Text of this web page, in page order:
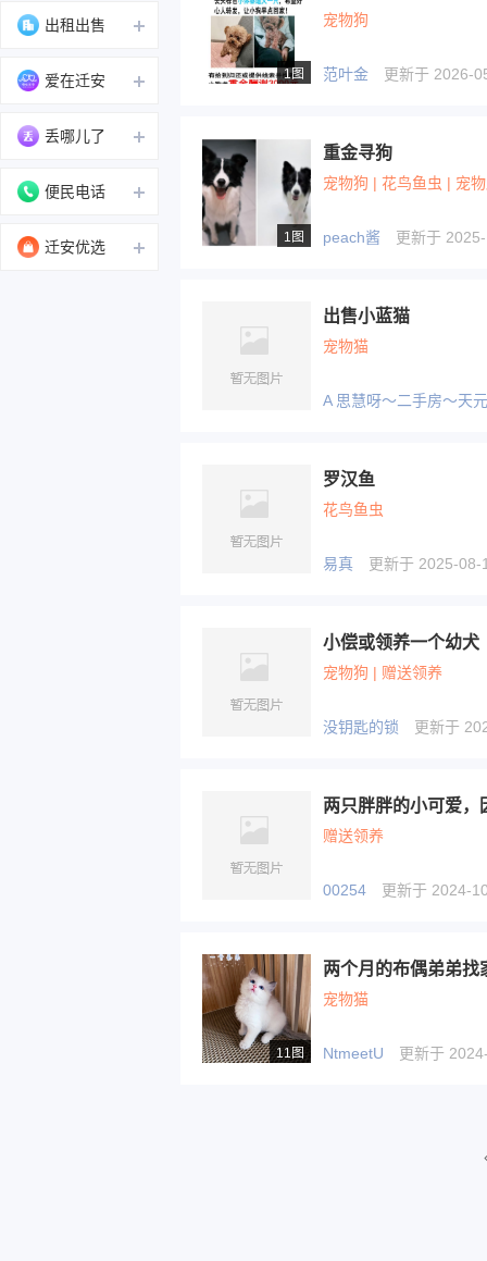
出租出售
爱在迁安
丢哪儿了
便民电话
迁安优选
1图
宠物狗
范叶金 更新于 2026-
1图
重金寻狗
宠物狗 | 花鸟鱼虫 | 宠
peach酱 更新于
出售小蓝猫
宠物猫
A 思慧呀～二手房～天
罗汉鱼
花鸟鱼虫
易真 更新于 2025-08-
小偿或领养一个幼犬
宠物狗 | 赠送领养
没钥匙的锁 更新于
赠送领养
00254 更新于 2024-
11图
两个月的布偶弟弟找
宠物猫
NtmeetU 更新于